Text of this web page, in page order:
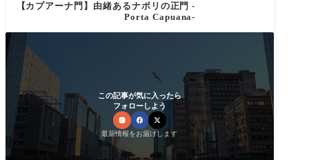
【カプアーナ門】由緒あるナポリの正門 -
Porta Capuana-
この記事が気に入ったら
フォローしよう
最新情報をお届けします